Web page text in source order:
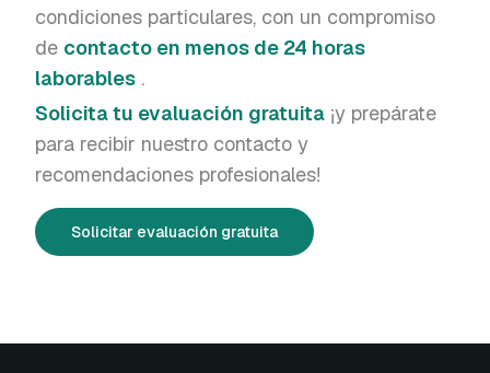
condiciones particulares, con un compromiso
de contacto en menos de 24 horas
laborables .
Solicita tu evaluación gratuita ¡y prepárate
para recibir nuestro contacto y
recomendaciones profesionales!
Solicitar evaluación gratuita